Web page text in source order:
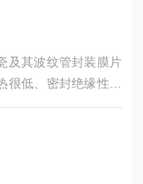
及其波纹管封装膜片
低、密封绝缘性好
路制造、精密加工、